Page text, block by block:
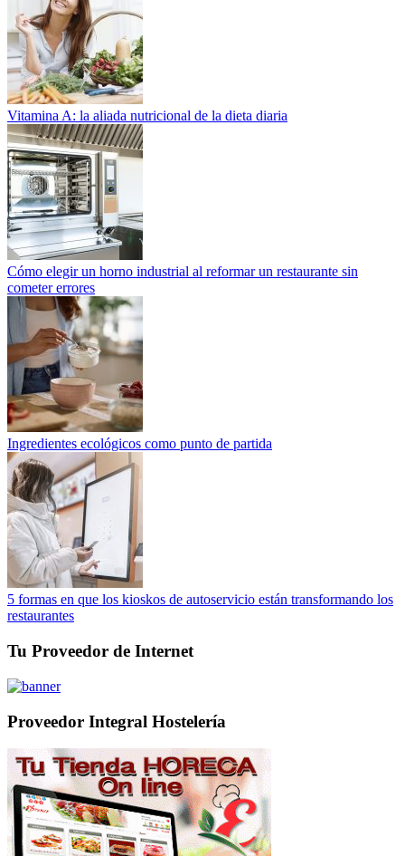
Vitamina A: la aliada nutricional de la dieta diaria
Cómo elegir un horno industrial al reformar un restaurante sin
cometer errores
Ingredientes ecológicos como punto de partida
5 formas en que los kioskos de autoservicio están transformando los
restaurantes
Tu Proveedor de Internet
Proveedor Integral Hostelería